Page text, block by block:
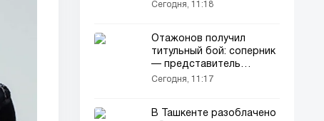
Сегодня, 11:18
Отажонов получил
титульный бой: соперник
— представитель
Таджикистана
Сегодня, 11:17
В Ташкенте разоблачено